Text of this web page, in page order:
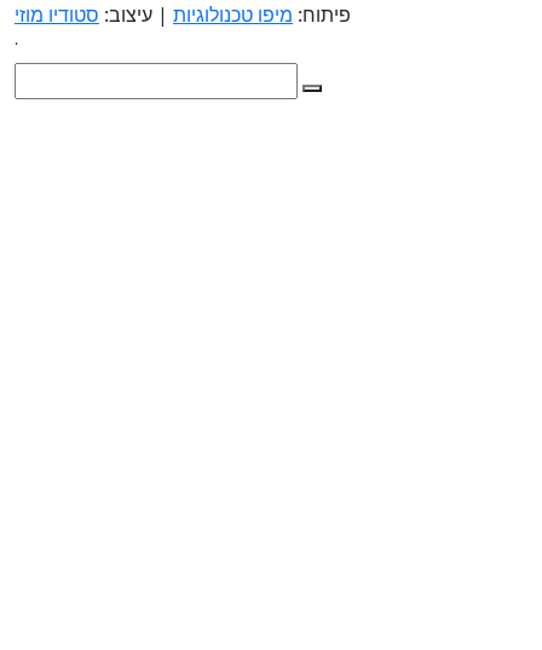
פיתוח: מיפו טכנולוגיות | עיצוב: סטודיו מוזי
.